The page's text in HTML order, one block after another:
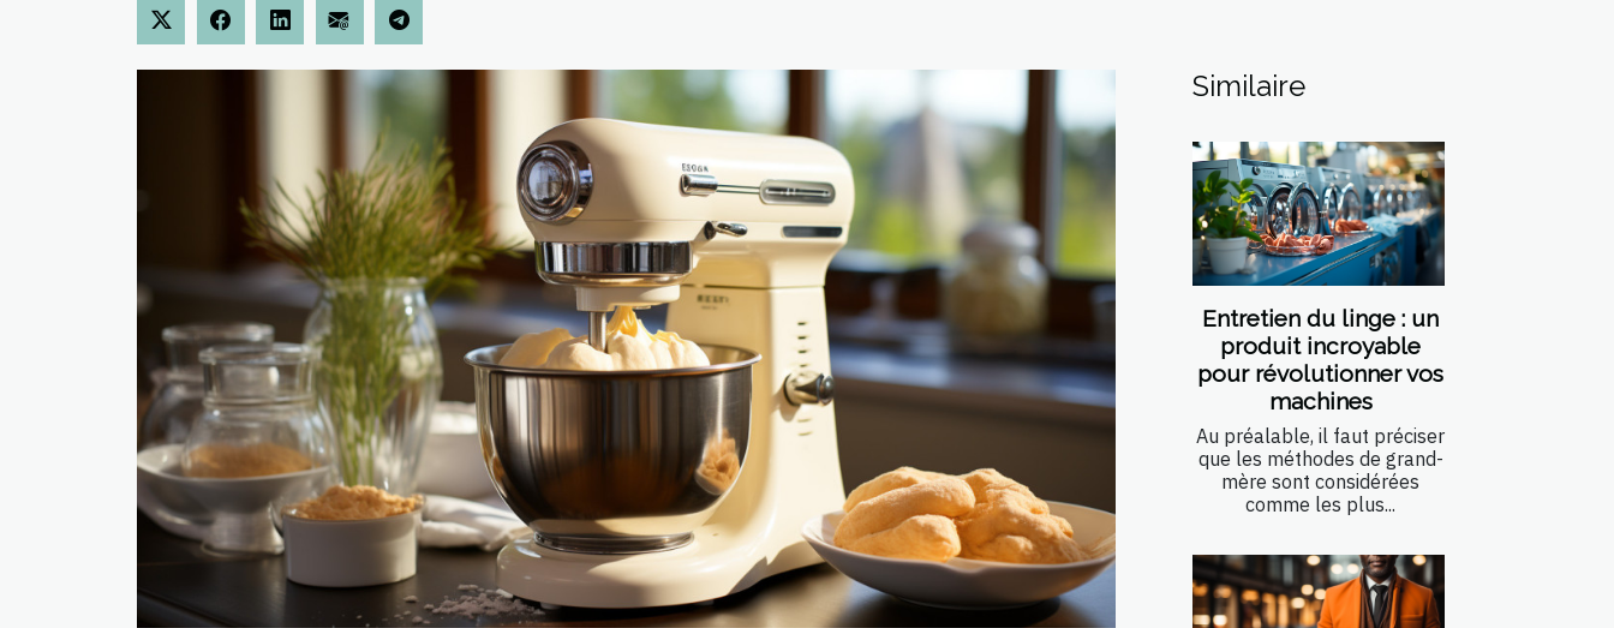
Similaire
Entretien du linge : un
produit incroyable
pour révolutionner vos
machines
Au préalable, il faut préciser
que les méthodes de grand-
mère sont considérées
comme les plus...